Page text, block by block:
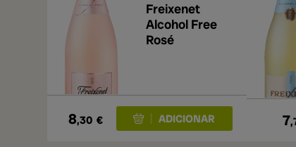
Freixenet
Alcohol Free
Rosé
8,30 € 7